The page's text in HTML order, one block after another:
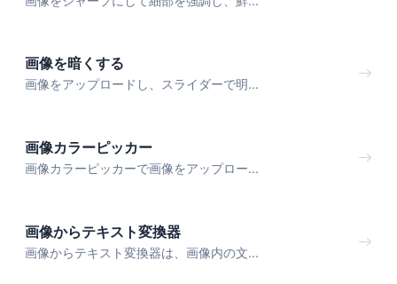
画像を暗くする
画像をアップロードし、スライダーで明...
画像カラーピッカー
画像カラーピッカーで画像をアップロー...
画像からテキスト変換器
画像からテキスト変換器は、画像内の文...